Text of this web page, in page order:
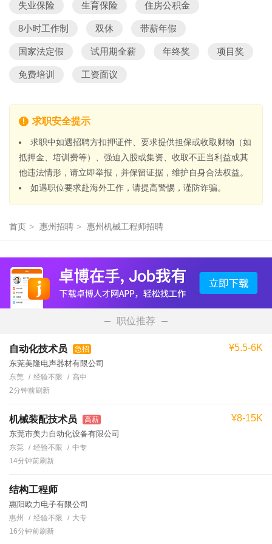
失业保险 生育保险 住房公积金
8小时工作制 双休 带薪年假
国家法定假 试用期全薪 年终奖 项目奖
免费培训 工资面议
求职安全提示
求职中如遇招聘方扣押证件、要求提供担保或收取财物（如
抵押金、培训费等）、强迫入股或集资、收取不正当利益或其
他违法情形，请立即举报，并保留证据，维护自身合法权益。
如遇职位要求赴海外工作，请提高警惕，谨防诈骗。
首页 > 惠州招聘 > 惠州机械工程师招聘
职位推荐
自动化技术员 急招
东莞美隆电声器材有限公司
¥5.5-6K
东莞 经验不限
高中
2分钟前刷新
机械装配技术员 高薪
东莞市美力自动化设备有限公司
¥8-15K
东莞 经验不限
中专
14分钟前刷新
结构工程师
惠阳欧力电子有限公司
惠州 经验不限
大专
16分钟前刷新